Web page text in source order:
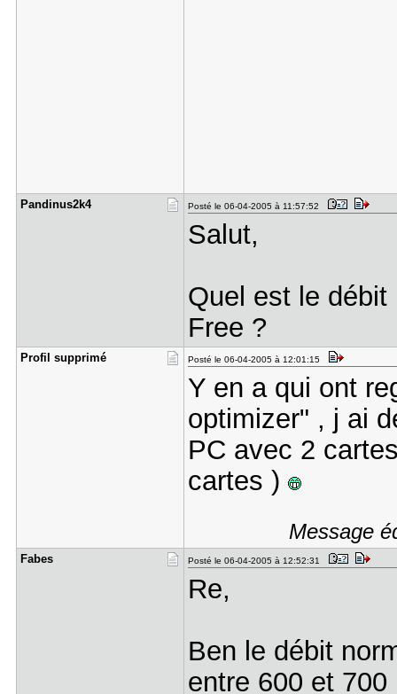
Pandinus2k​4 Posté le 06-04-2005 à 11:57:52
Salut,
Quel est le
Free ?
Profil sup​primé Posté le 06-04-2005 à 12:01:15
Y en a qui ont
optimizer" , j ai
PC avec 2
cartes )
Message
Fabes Posté le 06-04-2005 à 12:52:31
Re,
Ben le débit
entre 600 et